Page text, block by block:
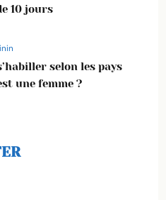
10 jours
selon les pays
une femme ?